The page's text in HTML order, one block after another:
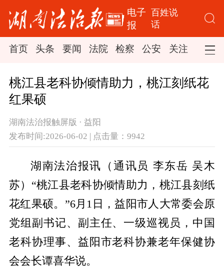
电子
报
百姓说
话
首页 头条 要闻 法院 检察 公安 关注 司法
桃江县老科协倾情助力，桃江刻纸花
红果硕
湖南法治报触屏版 · 益阳
发布时间:2026-06-02 | 点击量：9942
湖南法治报讯（通讯员 李东岳 吴木
苏）“桃江县老科协倾情助力，桃江县刻纸
花红果硕。”6月1日，益阳市人大常委会原
党组副书记、副主任、一级巡视员，中国
老科协理事、益阳市老科协兼老年保健协
会会长谭喜华说。